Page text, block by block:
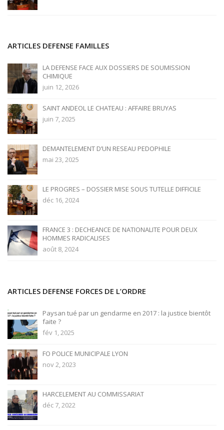
ARTICLES DEFENSE FAMILLES
LA DEFENSE FACE AUX DOSSIERS DE SOUMISSION
CHIMIQUE
juin 12, 2026
SAINT ANDEOL LE CHATEAU : AFFAIRE BRUYAS
juin 7, 2025
DEMANTELEMENT D’UN RESEAU PEDOPHILE
mai 23, 2025
LE PROGRES – DOSSIER MISE SOUS TUTELLE DIFFICILE
déc 16, 2024
FRANCE 3 : DECHEANCE DE NATIONALITE POUR DEUX
HOMMES RADICALISES
août 8, 2024
ARTICLES DEFENSE FORCES DE L’ORDRE
Paysan tué par un gendarme en 2017 : la justice bientôt
faite ?
fév 1, 2025
FO POLICE MUNICIPALE LYON
nov 2, 2023
HARCELEMENT AU COMMISSARIAT
déc 7, 2022